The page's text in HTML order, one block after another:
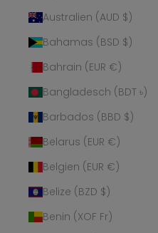
Australien (AUD $)
Bahamas (BSD $)
Bahrain (EUR €)
Bangladesch (BDT ৳)
Barbados (BBD $)
Belarus (EUR €)
Belgien (EUR €)
Belize (BZD $)
Benin (XOF Fr)